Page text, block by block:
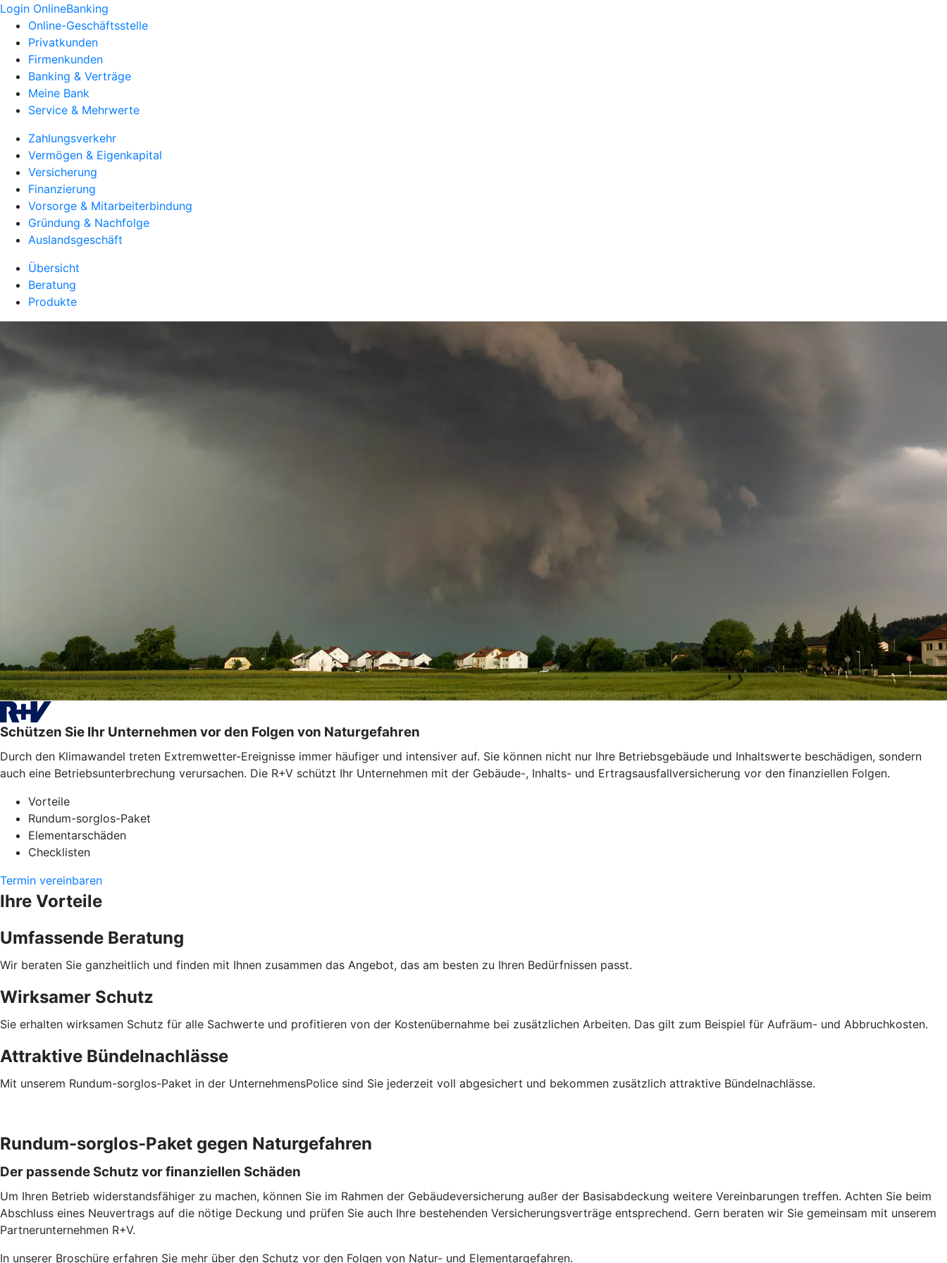
Login OnlineBanking
Online-Geschäftsstelle
Privatkunden
Firmenkunden
Banking & Verträge
Meine Bank
Service & Mehrwerte
Zahlungsverkehr
Vermögen & Eigenkapital
Versicherung
Finanzierung
Vorsorge & Mitarbeiterbindung
Gründung & Nachfolge
Auslandsgeschäft
Übersicht
Beratung
Produkte
Schützen Sie Ihr Unternehmen vor den Folgen von Naturgefahren
Durch den Klimawandel treten Extremwetter-Ereignisse immer häufiger und intensiver auf. Sie können nicht nur Ihre Betriebsgebäude und Inhaltswerte beschädigen, sondern
auch eine Betriebsunterbrechung verursachen. Die R+V schützt Ihr Unternehmen mit der Gebäude-, Inhalts- und Ertragsausfallversicherung vor den finanziellen Folgen.
Vorteile
Rundum-sorglos-Paket
Elementarschäden
Checklisten
Termin vereinbaren
Ihre Vorteile
Umfassende Beratung
Wir beraten Sie ganzheitlich und finden mit Ihnen zusammen das Angebot, das am besten zu Ihren Bedürfnissen passt.
Wirksamer Schutz
Sie erhalten wirksamen Schutz für alle Sachwerte und profitieren von der Kostenübernahme bei zusätzlichen Arbeiten. Das gilt zum Beispiel für Aufräum- und Abbruchkosten.
Attraktive Bündelnachlässe
Mit unserem Rundum-sorglos-Paket in der UnternehmensPolice sind Sie jederzeit voll abgesichert und bekommen zusätzlich attraktive Bündelnachlässe.
Rundum-sorglos-Paket gegen Naturgefahren
Der passende Schutz vor finanziellen Schäden
Um Ihren Betrieb widerstandsfähiger zu machen, können Sie im Rahmen der Gebäudeversicherung außer der Basisabdeckung weitere Vereinbarungen treffen. Achten Sie beim
Abschluss eines Neuvertrags auf die nötige Deckung und prüfen Sie auch Ihre bestehenden Versicherungsverträge entsprechend. Gern beraten wir Sie gemeinsam mit unserem
Partnerunternehmen R+V.
In unserer Broschüre erfahren Sie mehr über den Schutz vor den Folgen von Natur- und Elementargefahren.